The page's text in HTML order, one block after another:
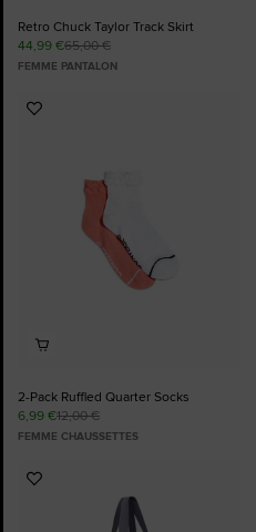
Retro Chuck Taylor Track Skirt
44,99 €65,00 €
FEMME PANTALON
Ajouter
2-Pack Ruffled Quarter Socks
6,99 €12,00 €
FEMME CHAUSSETTES
Ajouter